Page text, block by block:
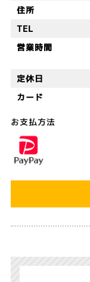
住所
TEL
営業時間
定休日
カード
お支払方法